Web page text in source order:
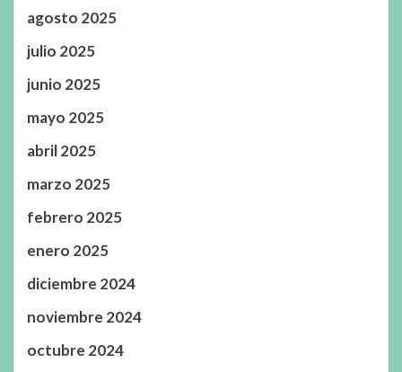
agosto 2025
julio 2025
junio 2025
mayo 2025
abril 2025
marzo 2025
febrero 2025
enero 2025
diciembre 2024
noviembre 2024
octubre 2024